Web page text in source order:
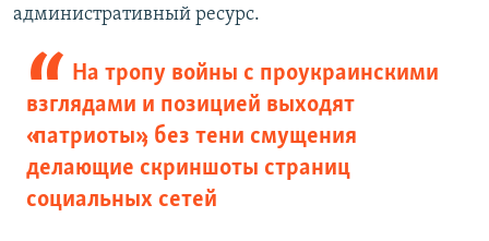
административный ресурс.
На тропу войны с проукраинскими
взглядами и позицией выходят
«патриоты», без тени смущения
делающие скриншоты страниц
социальных сетей